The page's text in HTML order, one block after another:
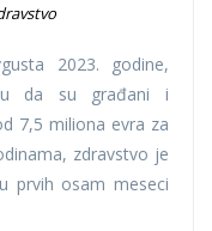
2023. godine,
da su građani i
7,5 miliona evra za
zdravstvo je
prvih osam meseci